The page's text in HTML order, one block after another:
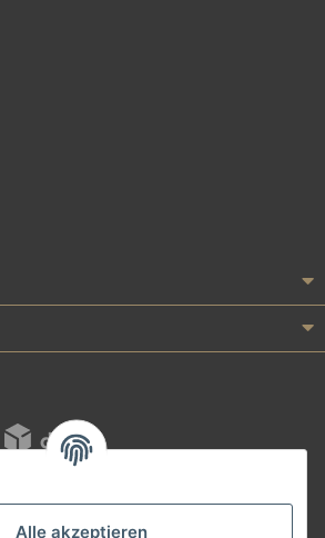
Alle akzeptieren